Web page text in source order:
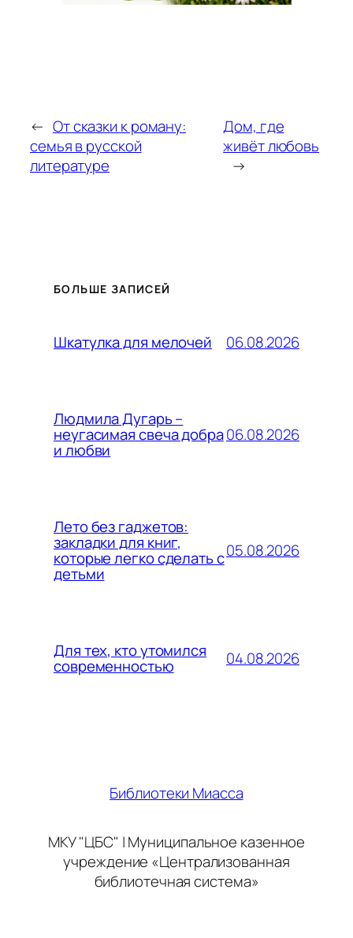
← От сказки к роману:
семья в русской
литературе
Дом, где
живёт любовь
→
БОЛЬШЕ ЗАПИСЕЙ
Шкатулка для мелочей 06.08.2026
Людмила Дугарь –
неугасимая свеча добра
и любви
06.08.2026
Лето без гаджетов:
закладки для книг,
которые легко сделать с
детьми
05.08.2026
Для тех, кто утомился
современностью 04.08.2026
Библиотеки Миасса
МКУ "ЦБС" | Муниципальное казенное
учреждение «Централизованная
библиотечная система»